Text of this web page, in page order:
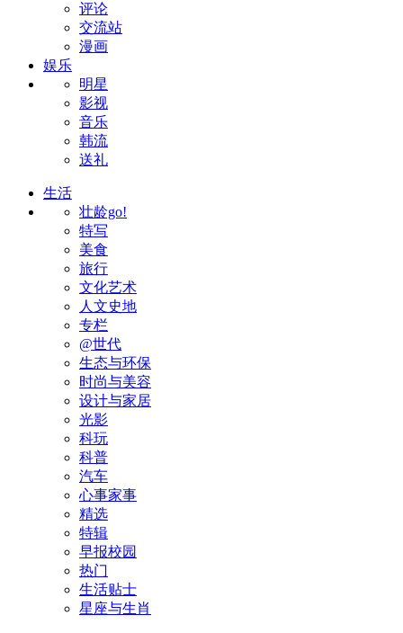
评论
交流站
漫画
娱乐
明星
影视
音乐
韩流
送礼
生活
壮龄go!
特写
美食
旅行
文化艺术
人文史地
专栏
@世代
生态与环保
时尚与美容
设计与家居
光影
科玩
科普
汽车
心事家事
精选
特辑
早报校园
热门
生活贴士
星座与生肖